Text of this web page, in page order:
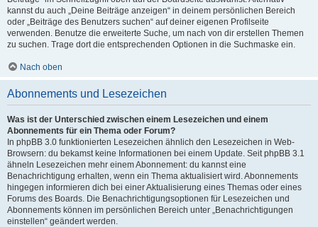
kannst du auch „Deine Beiträge anzeigen“ in deinem persönlichen Bereich
oder „Beiträge des Benutzers suchen“ auf deiner eigenen Profilseite
verwenden. Benutze die erweiterte Suche, um nach von dir erstellen Themen
zu suchen. Trage dort die entsprechenden Optionen in die Suchmaske ein.
Nach oben
Abonnements und Lesezeichen
Was ist der Unterschied zwischen einem Lesezeichen und einem
Abonnements für ein Thema oder Forum?
In phpBB 3.0 funktionierten Lesezeichen ähnlich den Lesezeichen in Web-
Browsern: du bekamst keine Informationen bei einem Update. Seit phpBB 3.1
ähneln Lesezeichen mehr einem Abonnement: du kannst eine
Benachrichtigung erhalten, wenn ein Thema aktualisiert wird. Abonnements
hingegen informieren dich bei einer Aktualisierung eines Themas oder eines
Forums des Boards. Die Benachrichtigungsoptionen für Lesezeichen und
Abonnements können im persönlichen Bereich unter „Benachrichtigungen
einstellen“ geändert werden.